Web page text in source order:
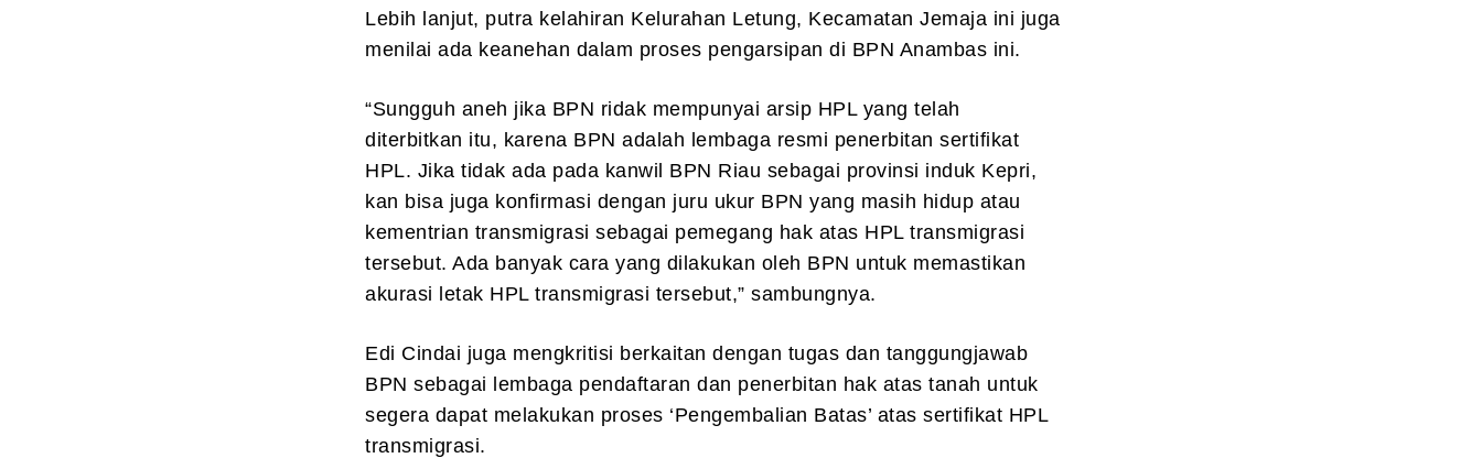
Lebih lanjut, putra kelahiran Kelurahan Letung, Kecamatan Jemaja ini juga
menilai ada keanehan dalam proses pengarsipan di BPN Anambas ini.
“Sungguh aneh jika BPN ridak mempunyai arsip HPL yang telah
diterbitkan itu, karena BPN adalah lembaga resmi penerbitan sertifikat
HPL. Jika tidak ada pada kanwil BPN Riau sebagai provinsi induk Kepri,
kan bisa juga konfirmasi dengan juru ukur BPN yang masih hidup atau
kementrian transmigrasi sebagai pemegang hak atas HPL transmigrasi
tersebut. Ada banyak cara yang dilakukan oleh BPN untuk memastikan
akurasi letak HPL transmigrasi tersebut,” sambungnya.
Edi Cindai juga mengkritisi berkaitan dengan tugas dan tanggungjawab
BPN sebagai lembaga pendaftaran dan penerbitan hak atas tanah untuk
segera dapat melakukan proses ‘Pengembalian Batas’ atas sertifikat HPL
transmigrasi.